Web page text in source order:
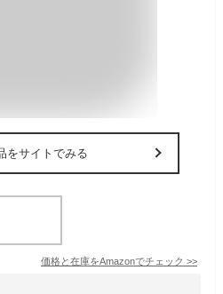
をサイトでみる
価格と在庫をAmazonでチェック >>